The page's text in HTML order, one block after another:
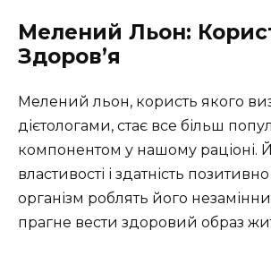
Мелений Льон:
Здоров’я
Мелений льон, користь якого
дієтологами, стає все більш
компонентом у нашому раціоні.
властивості і здатність
організм роблять його
прагне вести здоровий образ